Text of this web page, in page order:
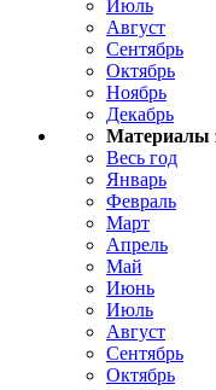
Июль
Август
Сентябрь
Октябрь
Ноябрь
Декабрь
Материалы
Весь год
Январь
Февраль
Март
Апрель
Май
Июнь
Июль
Август
Сентябрь
Октябрь